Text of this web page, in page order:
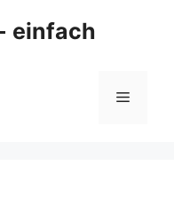
einfach
Menü